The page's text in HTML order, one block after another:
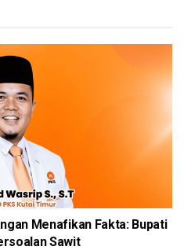
Menafikan Fakta: Bupati
Sawit